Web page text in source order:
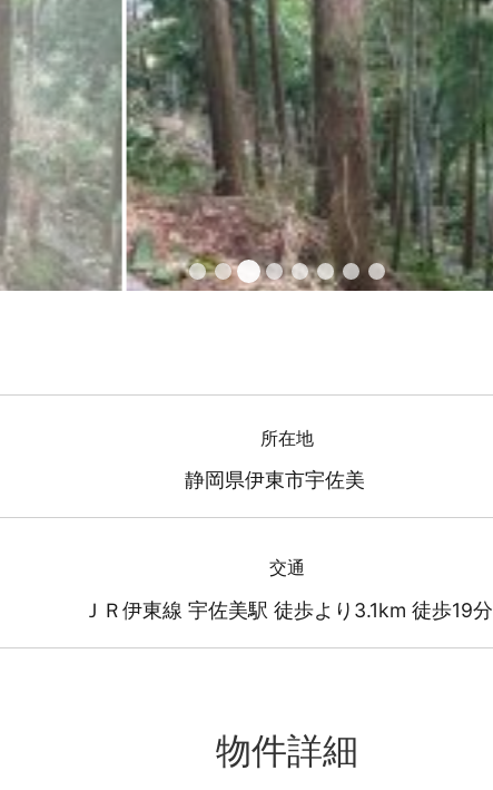
所在地
静岡県伊東市宇佐美
交通
ＪＲ伊東線 宇佐美駅 徒歩より3.1km 徒歩19分
物件詳細